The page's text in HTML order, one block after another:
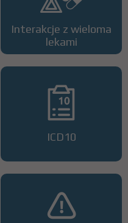
Interakcje z wieloma
lekami
ICD10